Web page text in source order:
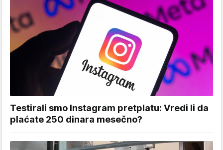
Testirali smo Instagram pretplatu: Vredi li da
plaćate 250 dinara mesečno?